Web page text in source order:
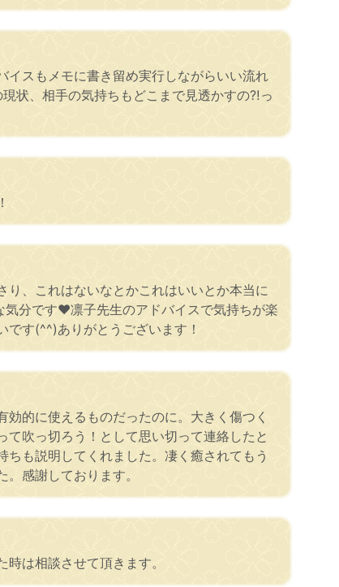
スもメモに書き留め実行しながらいい流れ
状、相手の気持ちもどこまで見透かすの⁈っ
、これはないなとかこれはいいとか本当に
分です❤凛子先生のアドバイスで気持ちが楽
す(^^)ありがとうございます！
的に使えるものだったのに。大きく傷つく
吹っ切ろう！として思い切って連絡したと
も説明してくれました。凄く癒されてもう
感謝しております。
は相談させて頂きます。